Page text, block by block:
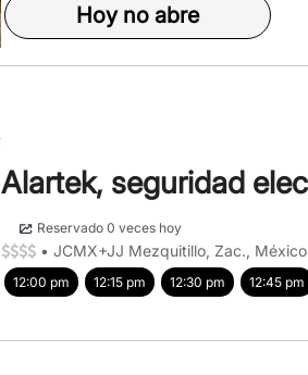
Hoy no abre
Alartek, seguridad
Reservado 0 veces hoy
• JCMX+JJ Mezquitillo, Zac., México
12:00 pm 12:15 pm 12:30 pm 12:45 pm